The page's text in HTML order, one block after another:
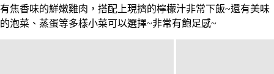
有焦香味的鮮嫩雞肉，搭配上現擠的檸檬汁非常下飯~還有美味
的泡菜、蒸蛋等多樣小菜可以選擇~非常有飽足感~